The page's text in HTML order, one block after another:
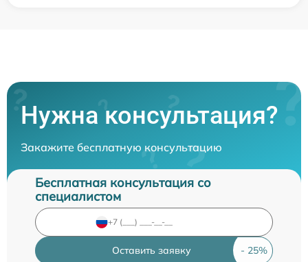
Нужна консультация?
Закажите бесплатную консультацию
Бесплатная консультация со
специалистом
Оставить заявку